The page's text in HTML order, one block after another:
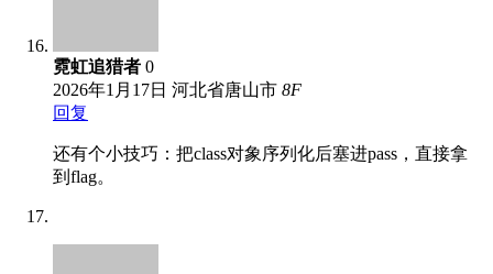
霓虹追猎者 0
2026年1月17日 河北省唐山市 8F
回复
还有个小技巧：把class对象序列化后塞进pass，直接拿
到flag。